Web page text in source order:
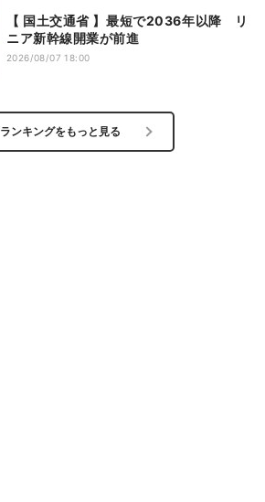
【 国土交通省 】最短で2036年以降 リ
ニア新幹線開業が前進
2026/08/07 18:00
ランキングをもっと見る